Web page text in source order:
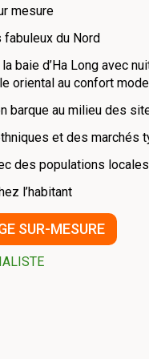
mesure
du Nord
baie d’Ha Long avec
oriental au confort
barque au milieu des
et des marchés
des populations locales
l’habitant
SUR-MESURE